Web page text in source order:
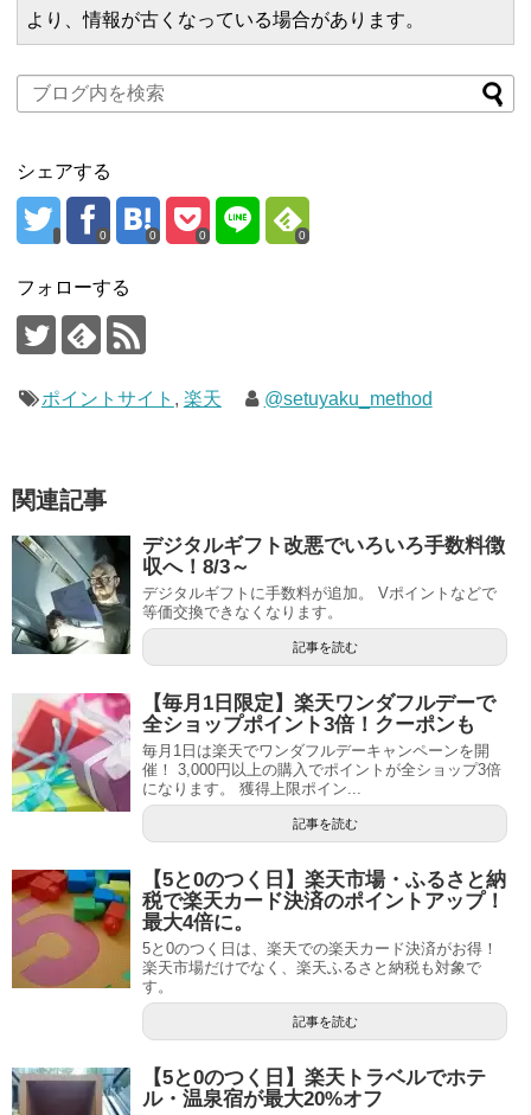
より、情報が古くなっている場合があります。
シェアする
0 0 0 0
フォローする
ポイントサイト , 楽天 @setuyaku_method
関連記事
デジタルギフト改悪でいろいろ手数料徴
収へ！8/3～
デジタルギフトに手数料が追加。 Vポイントなどで
等価交換できなくなります。
記事を読む
【毎月1日限定】楽天ワンダフルデーで
全ショップポイント3倍！クーポンも
毎月1日は楽天でワンダフルデーキャンペーンを開
催！ 3,000円以上の購入でポイントが全ショップ3倍
になります。 獲得上限ポイン...
記事を読む
【5と0のつく日】楽天市場・ふるさと納
税で楽天カード決済のポイントアップ！
最大4倍に。
5と0のつく日は、楽天での楽天カード決済がお得！
楽天市場だけでなく、楽天ふるさと納税も対象で
す。
記事を読む
【5と0のつく日】楽天トラベルでホテ
ル・温泉宿が最大20%オフ